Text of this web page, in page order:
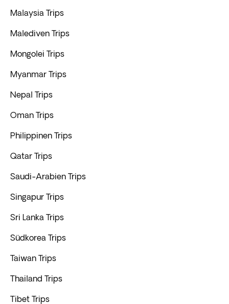
Malaysia Trips
Malediven Trips
Mongolei Trips
Myanmar Trips
Nepal Trips
Oman Trips
Philippinen Trips
Qatar Trips
Saudi-Arabien Trips
Singapur Trips
Sri Lanka Trips
Südkorea Trips
Taiwan Trips
Thailand Trips
Tibet Trips